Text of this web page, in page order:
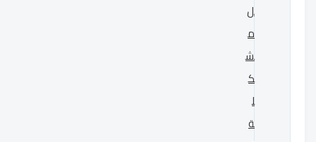
ل
م
ش
ك
ل
ة